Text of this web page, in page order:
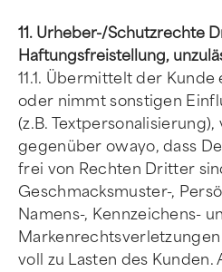
11. Urheber-/Schutzrechte
Haftungsfreistellung,
11.1. Übermittelt der
oder nimmt sonstigen
(z.B.
gegenüber owayo, dass
frei von Rechten Dritter
Geschmacksmuster-,
Namens-, Kennzeichens-
Markenrechtsverletzungen
voll zu Lasten des